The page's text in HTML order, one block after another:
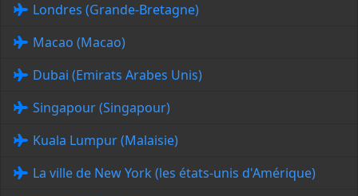
Londres (Grande-Bretagne)
Macao (Macao)
Dubai (Emirats Arabes Unis)
Singapour (Singapour)
Kuala Lumpur (Malaisie)
La ville de New York (les états-unis d'Amérique)